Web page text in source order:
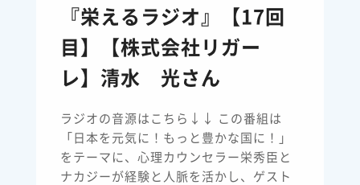
『栄えるラジオ』【17回
目】【株式会社リガー
レ】清水 光さん
ラジオの音源はこちら↓↓ この番組は
「日本を元気に！もっと豊かな国に！」
をテーマに、心理カウンセラー栄秀臣と
ナカジーが経験と人脈を活かし、ゲスト